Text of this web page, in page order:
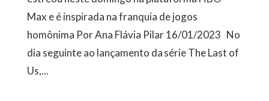
Max e é inspirada na franquia de jogos
homônima Por Ana Flávia Pilar 16/01/2023 No
dia seguinte ao lançamento da série The Last of
Us,...